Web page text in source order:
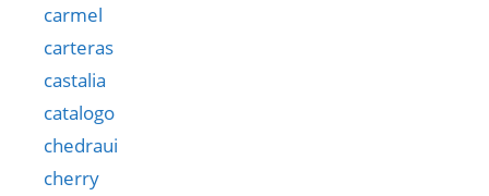
carmel
carteras
castalia
catalogo
chedraui
cherry